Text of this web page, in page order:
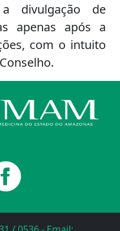
a divulgação de
apenas após a
com o intuito